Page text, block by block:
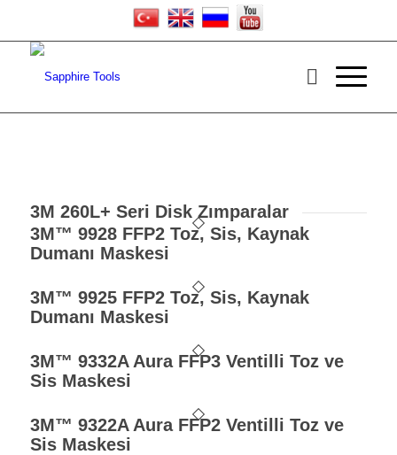
3M 260L+ Seri Disk Zımparalar
3M™ 9928 FFP2 Toz, Sis, Kaynak
Dumanı Maskesi
3M™ 9925 FFP2 Toz, Sis, Kaynak
Dumanı Maskesi
3M™ 9332A Aura FFP3 Ventilli Toz ve
Sis Maskesi
3M™ 9322A Aura FFP2 Ventilli Toz ve
Sis Maskesi